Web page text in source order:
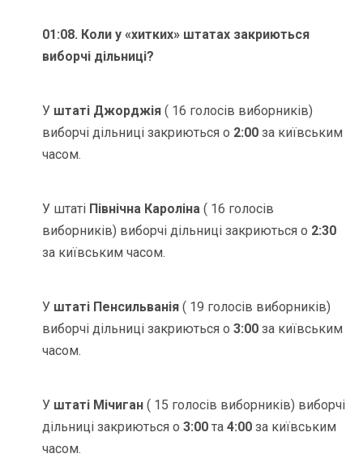
01:08. Коли у «хитких» штатах закриються
виборчі дільниці?
У штаті Джорджія ( 16 голосів виборників)
виборчі дільниці закриються о 2:00 за київським
часом.
У штаті Північна Кароліна ( 16 голосів
виборників) виборчі дільниці закриються о 2:30
за київським часом.
У штаті Пенсильванія ( 19 голосів виборників)
виборчі дільниці закриються о3:00за київським
часом.
У штаті Мічиган ( 15 голосів виборників) виборчі
дільниці закриються о3:00 та4:00за київським
часом.